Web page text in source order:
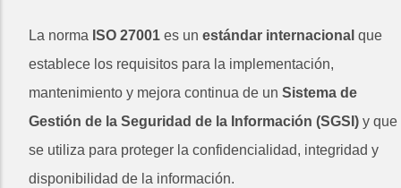
La norma ISO 27001 es un estándar internacional que
establece los requisitos para la implementación,
mantenimiento y mejora continua de un Sistema de
Gestión de la Seguridad de la Información (SGSI) y que
se utiliza para proteger la confidencialidad, integridad y
disponibilidad de la información.